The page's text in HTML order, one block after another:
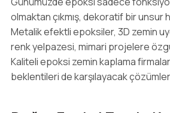
olmaktan çıkmış, dekoratif bir unsur
Metalik efektli epoksiler, 3D zemin
renk yelpazesi, mimari projelere
Kaliteli epoksi zemin kaplama
beklentileri de karşılayacak